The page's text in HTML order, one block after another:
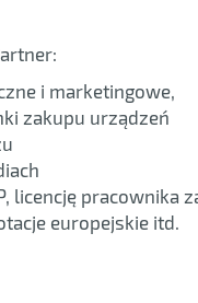
i marketingowe,
zakupu urządzeń
licencję pracownika
europejskie itd.